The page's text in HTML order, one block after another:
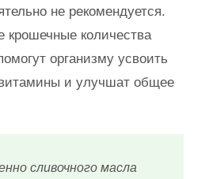
не рекомендуется.
крошечные количества
организму усвоить
и улучшат общее
сливочного масла